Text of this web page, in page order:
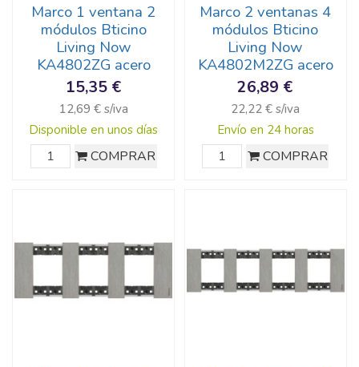
Marco 1 ventana 2
módulos Bticino
Living Now
KA4802ZG acero
15,35 €
12,69 € s/iva
Disponible en unos días
COMPRAR
Marco 2 ventanas 4
módulos Bticino
Living Now
KA4802M2ZG acero
26,89 €
22,22 € s/iva
Envío en 24 horas
COMPRAR